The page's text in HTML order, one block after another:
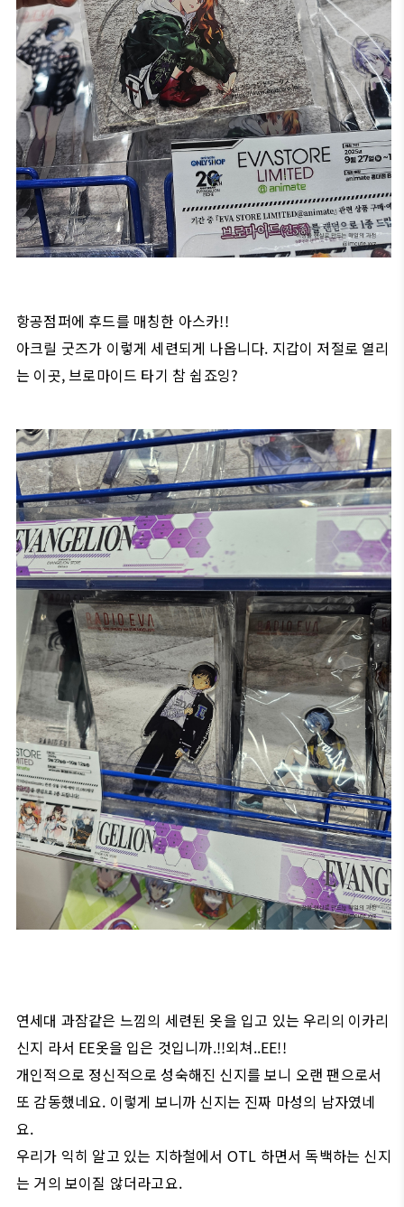
항공점퍼에 후드를 매칭한 아스카!!
아크릴 굿즈가 이렇게 세련되게 나옵니다. 지갑이 저절로 열리
는 이곳, 브로마이드 타기 참 쉽죠잉?
연세대 과잠같은 느낌의 세련된 옷을 입고 있는 우리의 이카리
신지 라서 EE옷을 입은 것입니까.!!외쳐..EE!!
개인적으로 정신적으로 성숙해진 신지를 보니 오랜 팬으로서
또 감동했네요. 이렇게 보니까 신지는 진짜 마성의 남자였네
요.
우리가 익히 알고 있는 지하철에서 OTL 하면서 독백하는 신지
는 거의 보이질 않더라고요.